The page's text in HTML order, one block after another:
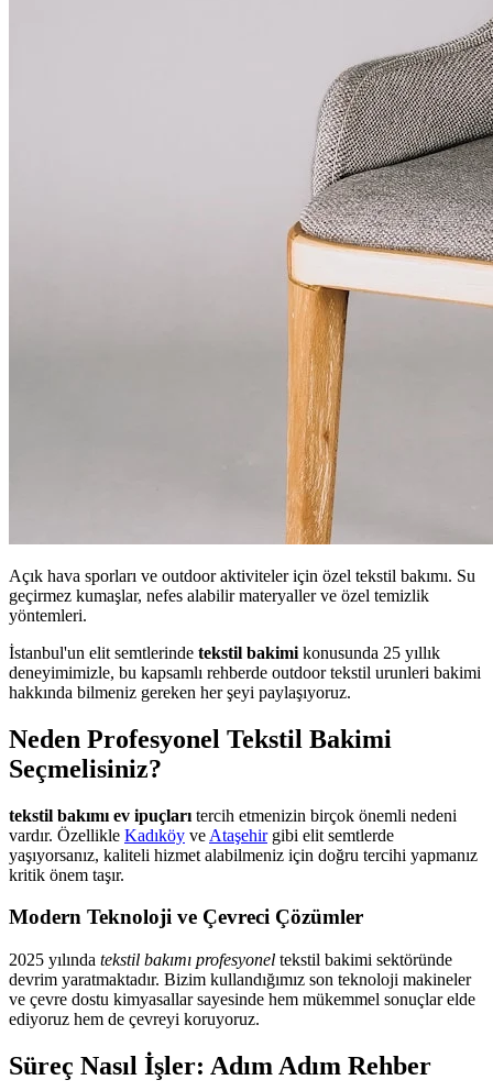
Açık hava sporları ve outdoor aktiviteler için özel tekstil bakımı. Su
geçirmez kumaşlar, nefes alabilir materyaller ve özel temizlik
yöntemleri.
İstanbul'un elit semtlerinde tekstil bakimi konusunda 25 yıllık
deneyimimizle, bu kapsamlı rehberde outdoor tekstil urunleri bakimi
hakkında bilmeniz gereken her şeyi paylaşıyoruz.
Neden Profesyonel Tekstil Bakimi
Seçmelisiniz?
tekstil bakımı ev ipuçları tercih etmenizin birçok önemli nedeni
vardır. Özellikle Kadıköy ve Ataşehirgibi elit semtlerde
yaşıyorsanız, kaliteli hizmet alabilmeniz için doğru tercihi yapmanız
kritik önem taşır.
Modern Teknoloji ve Çevreci Çözümler
2025 yılında tekstil bakımı profesyonel tekstil bakimi sektöründe
devrim yaratmaktadır. Bizim kullandığımız son teknoloji makineler
ve çevre dostu kimyasallar sayesinde hem mükemmel sonuçlar elde
ediyoruz hem de çevreyi koruyoruz.
Süreç Nasıl İşler: Adım Adım Rehber